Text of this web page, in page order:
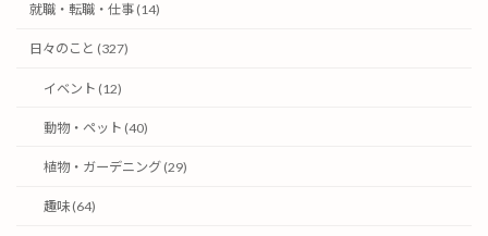
就職・転職・仕事 (14)
日々のこと (327)
イベント (12)
動物・ペット (40)
植物・ガーデニング (29)
趣味 (64)